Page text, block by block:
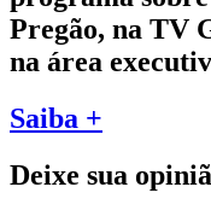
Pregão, na TV
na área
Saiba +
Deixe sua